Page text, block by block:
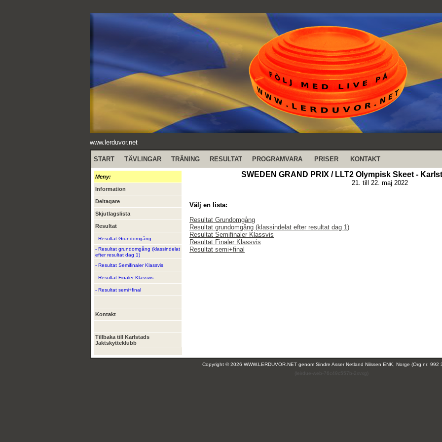
www.lerduvor.net
START TÄVLINGAR TRÄNING RESULTAT PROGRAMVARA PRISER KONTAKT
Meny:
Information
Deltagare
Skjutlagslista
Resultat
- Resultat Grundomgång
- Resultat grundomgång (klassindelat
efter resultat dag 1)
- Resultat Semifinaler Klassvis
- Resultat Finaler Klassvis
- Resultat semi+final
Kontakt
Tillbaka till Karlstads
Jaktskytteklubb
SWEDEN GRAND PRIX / LLT2 Olympisk Skeet -
21. till 22. maj 2022
Välj en lista:
Resultat Grundomgång
Resultat grundomgång (klassindelat efter resultat dag 1)
Resultat Semifinaler Klassvis
Resultat Finaler Klassvis
Resultat semi+final
Copyright © 2026 WWW.LERDUVOR.NET genom Sindre Asser Netland Nilssen ENK, Norge (Org.nr: 992
(leirdue-web-76c49c557b-2xvxg)